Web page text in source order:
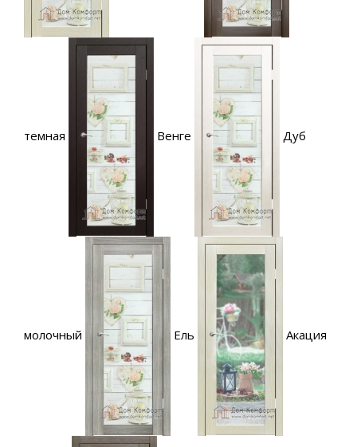
темная Венге Дуб
молочный Ель Акация